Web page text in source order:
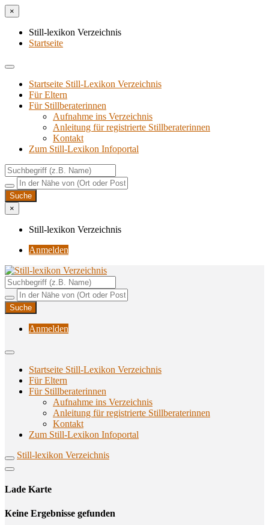
×
Still-lexikon Verzeichnis
Startseite
Startseite Still-Lexikon Verzeichnis
Für Eltern
Für Stillberaterinnen
Aufnahme ins Verzeichnis
Anlei­tung für regis­trier­te Stillberaterinnen
Kon­takt
Zum Still-Lexikon Infoportal
×
Still-lexikon Verzeichnis
Anmelden
Still-lexikon Verzeichnis
Unterstützungsangebote rund ums Stillen
Anmelden
Startseite Still-Lexikon Verzeichnis
Für Eltern
Für Stillberaterinnen
Aufnahme ins Verzeichnis
Anlei­tung für regis­trier­te Stillberaterinnen
Kon­takt
Zum Still-Lexikon Infoportal
Still-lexikon Verzeichnis
Lade Karte
Кeine Ergebnisse gefunden